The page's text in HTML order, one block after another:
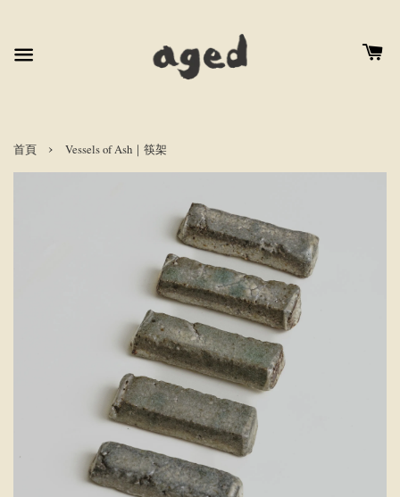
首頁 › Vessels of Ash｜筷架